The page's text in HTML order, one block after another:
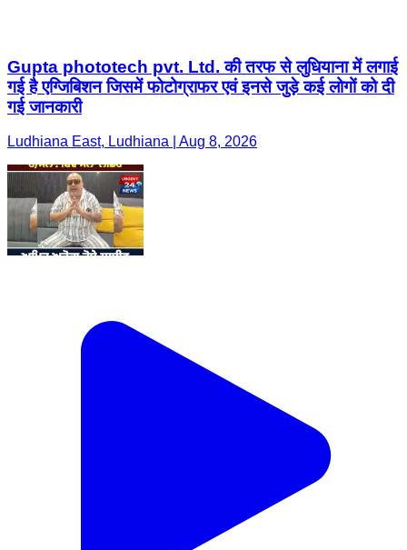
Gupta phototech pvt. Ltd. की तरफ से लुधियाना में लगाई
गई है एग्जिबिशन जिसमें फोटोग्राफर एवं इनसे जुड़े कई लोगों को दी
गई जानकारी
Ludhiana East, Ludhiana | Aug 8, 2026